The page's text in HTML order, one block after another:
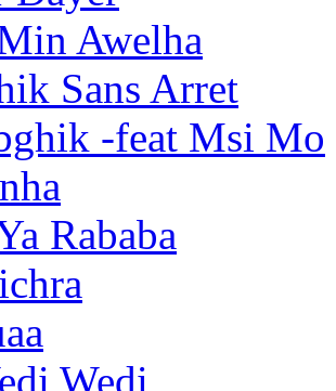
Awelha
Sans Arret
-feat Msi Mo
Rababa
Wedi